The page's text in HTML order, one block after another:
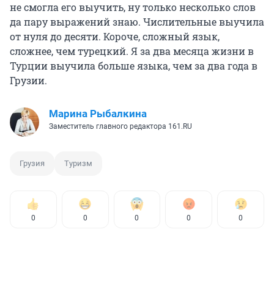
не смогла его выучить, ну только несколько слов
да пару выражений знаю. Числительные выучила
от нуля до десяти. Короче, сложный язык,
сложнее, чем турецкий. Я за два месяца жизни в
Турции выучила больше языка, чем за два года в
Грузии.
Марина Рыбалкина
Заместитель главного редактора 161.RU
Грузия Туризм
0 0 0 0 0